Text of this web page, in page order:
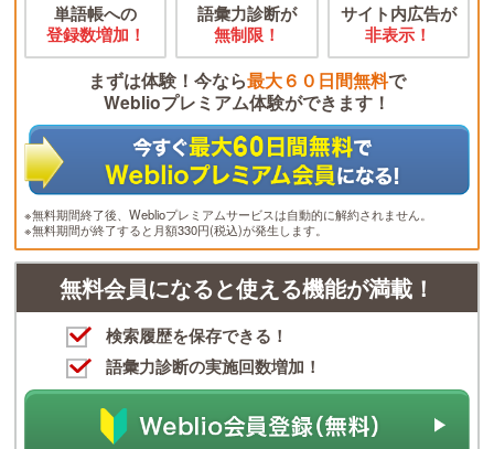
単語帳への
登録数増加！
語彙力診断が
無制限！
サイト内広告が
非表示！
まずは体験！今なら最大６０日間無料で
Weblioプレミアム体験ができます！
※無料期間終了後、Weblioプレミアムサービスは自動的に解約されません。
※無料期間が終了すると月額330円(税込)が発生します。
無料会員になると使える機能が満載！
検索履歴を保存できる！
語彙力診断の実施回数増加！